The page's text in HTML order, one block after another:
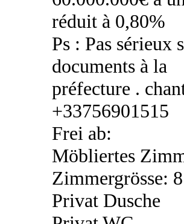
réduit à 0,80%
Ps : Pas sérieux
documents à la
préfecture .
+33756901515
Frei ab:
Möbliertes
Zimmergrösse:
Privat Dusche